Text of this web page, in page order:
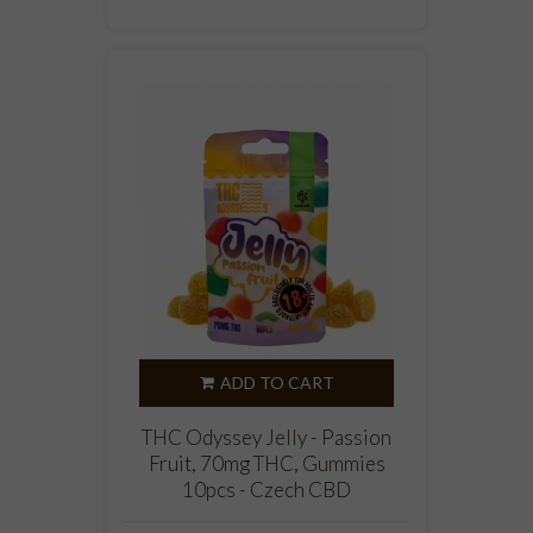
ADD TO CART
THC Odyssey Jelly - Passion
Fruit, 70mg THC, Gummies
10pcs - Czech CBD